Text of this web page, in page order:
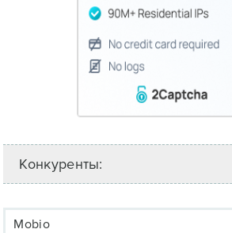
Конкуренты:
Mobio